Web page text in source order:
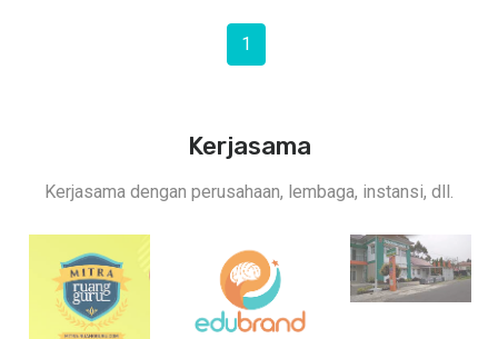
1
Kerjasama
Kerjasama dengan perusahaan, lembaga, instansi, dll.